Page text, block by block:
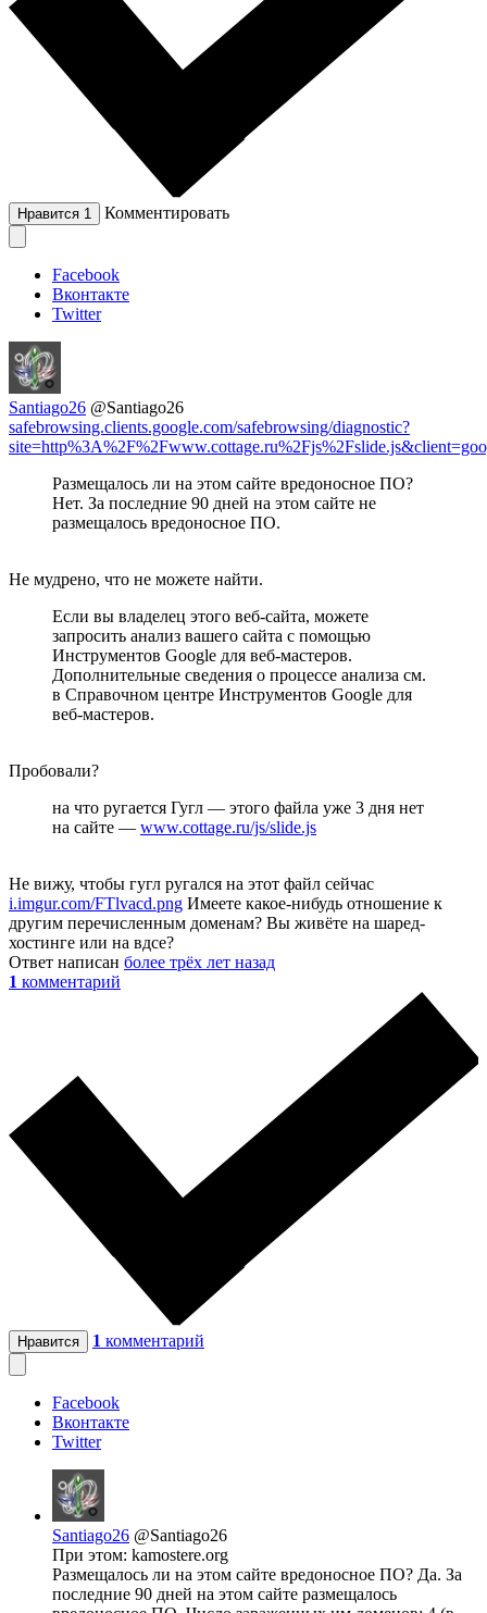
Нравится 1 Комментировать
Facebook
Вконтакте
Twitter
Santiago26 @Santiago26
safebrowsing.clients.google.com/safebrowsing/diagnostic?
Размещалось ли на этом сайте вредоносное ПО?
Нет. За последние 90 дней на этом сайте не
размещалось вредоносное ПО.
Не мудрено, что не можете найти.
Если вы владелец этого веб-сайта, можете
запросить анализ вашего сайта с помощью
Инструментов Google для веб-мастеров.
Дополнительные сведения о процессе анализа см.
в Справочном центре Инструментов Google для
веб-мастеров.
Пробовали?
на что ругается Гугл — этого файла уже 3 дня нет
на сайте — www.cottage.ru/js/slide.js
Не вижу, чтобы гугл ругался на этот файл сейчас
i.imgur.com/FTlvacd.png Имеете какое-нибудь отношение к
другим перечисленным доменам? Вы живёте на шаред-
хостинге или на вдсе?
Ответ написан более трёх лет назад
1 комментарий
Нравится 1 комментарий
Facebook
Вконтакте
Twitter
Santiago26 @Santiago26
При этом: kamostere.org
Размещалось ли на этом сайте вредоносное ПО? Да. За
последние 90 дней на этом сайте размещалось